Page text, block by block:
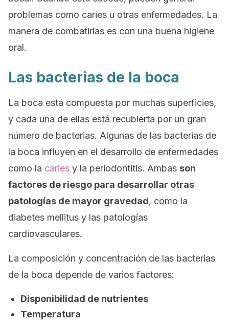
problemas como caries u otras enfermedades. La
manera de combatirlas es con una buena higiene
oral.
Las bacterias de la boca
La boca está compuesta por muchas superficies,
y cada una de ellas está recubierta por un gran
número de bacterias. Algunas de las bacterias de
la boca influyen en el desarrollo de enfermedades
como la caries y la periodontitis. Ambas son
factores de riesgo para desarrollar otras
patologías de mayor gravedad, como la
diabetes mellitus y las patologías
cardiovasculares.
La composición y concentración de las bacterias
de la boca depende de varios factores:
Disponibilidad de nutrientes
Temperatura